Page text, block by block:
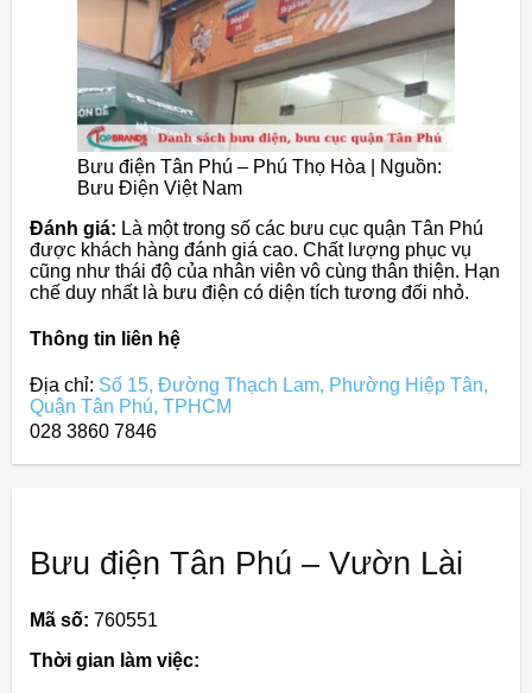
Bưu điện Tân Phú – Phú Thọ Hòa | Nguồn:
Bưu Điện Việt Nam
Đánh giá: Là một trong số các bưu cục quận Tân Phú
được khách hàng đánh giá cao. Chất lượng phục vụ
cũng như thái độ của nhân viên vô cùng thân thiện. Hạn
chế duy nhất là bưu điện có diện tích tương đối nhỏ.
Thông tin liên hệ
Địa chỉ: Số 15, Đường Thạch Lam, Phường Hiệp Tân,
Quận Tân Phú, TPHCM
028 3860 7846
Bưu điện Tân Phú – Vườn Lài
Mã số: 760551
Thời gian làm việc: